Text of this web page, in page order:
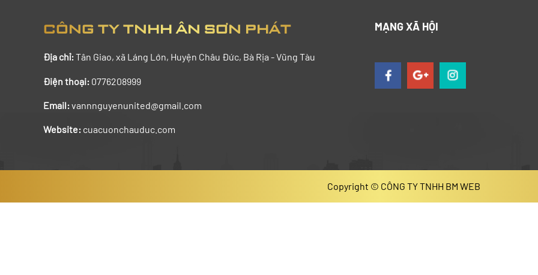
CÔNG TY TNHH ÂN SƠN PHÁT
Địa chỉ:Tân Giao, xã Láng Lớn, Huyện Châu Đức, Bà Rịa - Vũng Tàu
Điện thoại: 0776208999
Email:vannnguyenunited@gmail.com
Website: cuacuonchauduc.com
MẠNG XÃ HỘI
Copyright © CÔNG TY TNHH BM WEB